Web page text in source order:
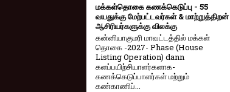
மக்கள்தொகை கணக்கெடுப்பு - 55
வயதுக்கு மேற்பட்டவர்கள் & மாற்றுத்திறன்
ஆசிரியர்களுக்கு விலக்கு
கன்னியாகுமரி மாவட்டத்தில் மக்கள்
தொகை -2027- Phase (House
Listing Operation) dann
களப்பயிற்சியாளர்களாக-
கணக்கெடுப்பாளர்கள் மற்றும்
கண்காணிப்...